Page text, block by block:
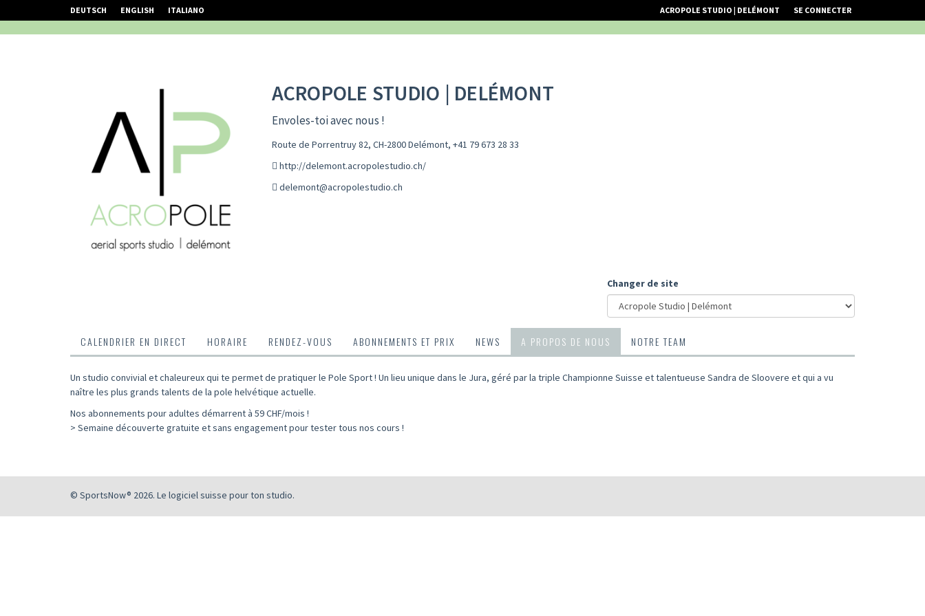
DEUTSCH ENGLISH ITALIANO ACROPOLE STUDIO | DELÉMONT SE CONNECTER
ACROPOLE STUDIO | DELÉMONT
Envoles-toi avec nous !
Route de Porrentruy 82, CH-2800 Delémont, +41 79 673 28 33
http://delemont.acropolestudio.ch/
delemont@acropolestudio.ch
Changer de site
CALENDRIER EN DIRECT HORAIRE RENDEZ-VOUS ABONNEMENTS ET PRIX NEWS A PROPOS DE NOUS NOTRE TEAM
Un studio convivial et chaleureux qui te permet de pratiquer le Pole Sport ! Un lieu unique dans le Jura, géré par la triple Championne Suisse et talentueuse Sandra de Sloovere et qui a vu
naître les plus grands talents de la pole helvétique actuelle.
Nos abonnements pour adultes démarrent à 59 CHF/mois !
> Semaine découverte gratuite et sans engagement pour tester tous nos cours !
© SportsNow® 2026. Le logiciel suisse pour ton studio.